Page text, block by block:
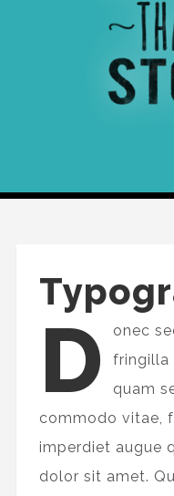
D
onec
fringilla
quam
commodo vitae,
imperdiet augue
dolor sit amet.